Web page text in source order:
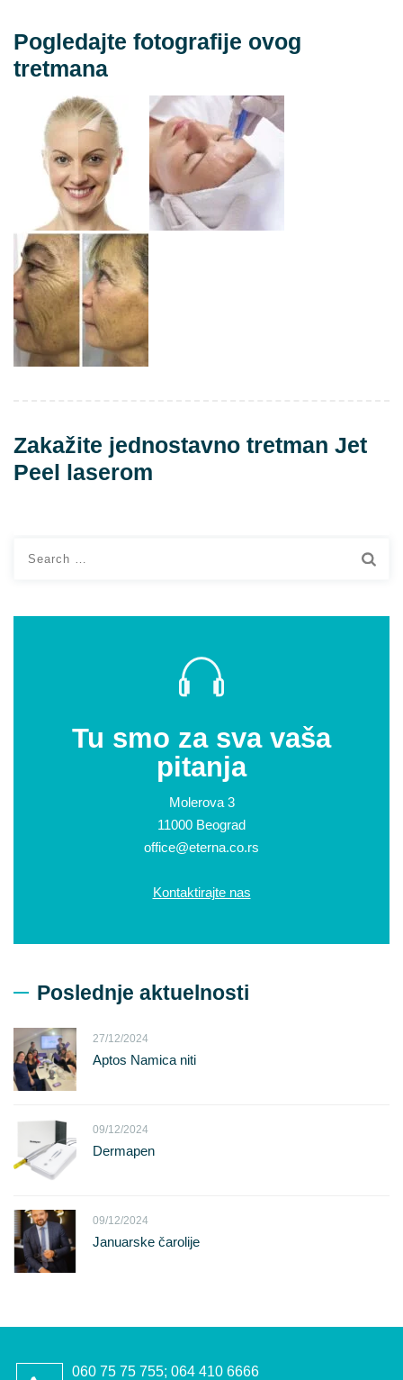
Pogledajte fotografije ovog
tretmana
Zakažite jednostavno tretman Jet
Peel laserom
Tu smo za sva vaša
pitanja
Molerova 3
11000 Beograd
office@eterna.co.rs
Kontaktirajte nas
Poslednje aktuelnosti
27/12/2024
Aptos Namica niti
09/12/2024
Dermapen
09/12/2024
Januarske čarolije
060 75 75 755; 064 410 6666